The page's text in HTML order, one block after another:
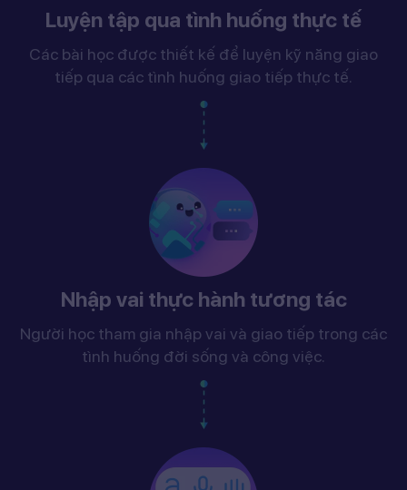
Luyện tập qua tình huống thực tế
Các bài học được thiết kế để luyện kỹ năng giao
tiếp qua các tình huống giao tiếp thực tế.
Nhập vai thực hành tương tác
Người học tham gia nhập vai và giao tiếp trong các
tình huống đời sống và công việc.